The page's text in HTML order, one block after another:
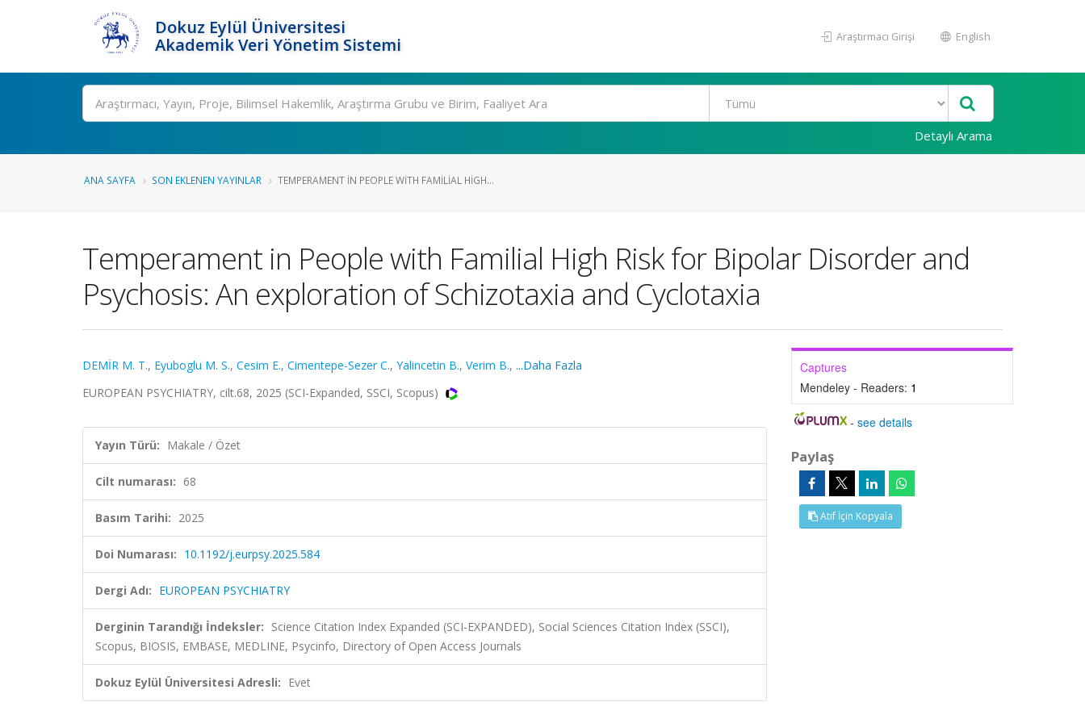
Dokuz Eylül Üniversitesi
Akademik Veri Yönetim Sistemi
Araştırmacı Girişi English
Ara
Detaylı Arama
ANA SAYFA SON EKLENEN YAYINLAR TEMPERAMENT IN PEOPLE WITH FAMILIAL HIGH...
Temperament in People with Familial High Risk for Bipolar Disorder and
Psychosis: An exploration of Schizotaxia and Cyclotaxia
DEMİR M. T., Eyuboglu M. S., Cesim E., Cimentepe-Sezer C., Yalincetin B., Verim B., ...Daha Fazla
EUROPEAN PSYCHIATRY, cilt.68, 2025 (SCI-Expanded, SSCI, Scopus)
Yayın Türü: Makale / Özet
Cilt numarası: 68
Basım Tarihi: 2025
Doi Numarası: 10.1192/j.eurpsy.2025.584
Dergi Adı: EUROPEAN PSYCHIATRY
Derginin Tarandığı İndeksler: Science Citation Index Expanded (SCI-EXPANDED), Social Sciences Citation Index (SSCI),
Scopus, BIOSIS, EMBASE, MEDLINE, Psycinfo, Directory of Open Access Journals
Dokuz Eylül Üniversitesi Adresli: Evet
Captures
Mendeley - Readers: 1
-see details
Paylaş
Atıf İçin Kopyala